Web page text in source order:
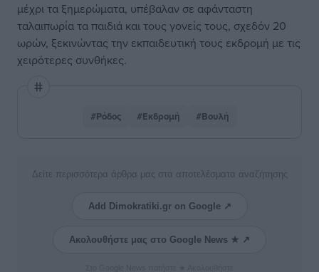
μέχρι τα ξημερώματα, υπέβαλαν σε αφάνταστη
ταλαιπωρία τα παιδιά και τους γονείς τους, σχεδόν 20
ωρών, ξεκινώντας την εκπαιδευτική τους εκδρομή με τις
χειρότερες συνθήκες.
#Ρόδος #Εκδρομή #Βουλή
Δείτε περισσότερα άρθρα μας στα αποτελέσματα αναζήτησης
Add Dimokratiki.gr on Google ↗
Ακολουθήστε μας στο Google News ★ ↗